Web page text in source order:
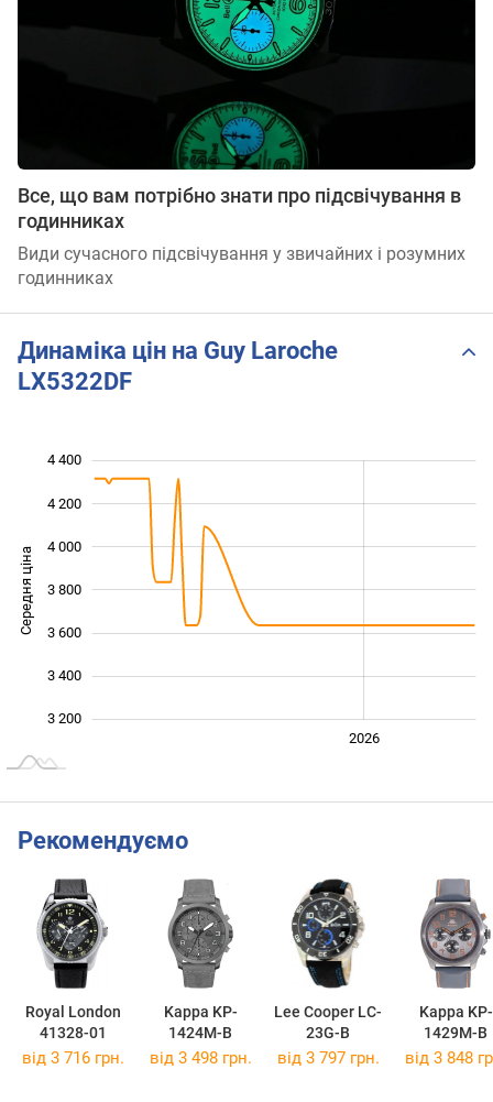
Все, що вам потрібно знати про підсвічування в
годинниках
Види сучасного підсвічування у звичайних і розумних
годинниках
Динаміка цін на Guy Laroche
LX5322DF
Середня ціна 3 200
3 200
3 400
3 600
3 800
4 000
4 200
4 400
2026
Рекомендуємо
Royal London
41328-01
Kappa KP-
1424M-B
Lee Cooper LC-
23G-B
Kappa KP-
1429M-B
від 3 716 грн. від 3 498 грн. від 3 797 грн. від 3 848